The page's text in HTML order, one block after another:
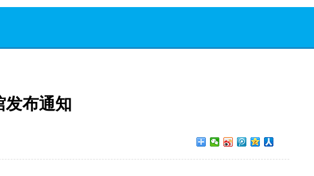
发布通知